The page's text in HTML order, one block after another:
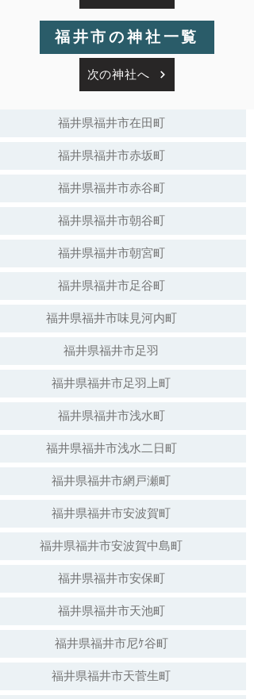
福井市の神社一覧
次の神社へ
福井県福井市在田町
福井県福井市赤坂町
福井県福井市赤谷町
福井県福井市朝谷町
福井県福井市朝宮町
福井県福井市足谷町
福井県福井市味見河内町
福井県福井市足羽
福井県福井市足羽上町
福井県福井市浅水町
福井県福井市浅水二日町
福井県福井市網戸瀬町
福井県福井市安波賀町
福井県福井市安波賀中島町
福井県福井市安保町
福井県福井市天池町
福井県福井市尼ｹ谷町
福井県福井市天菅生町